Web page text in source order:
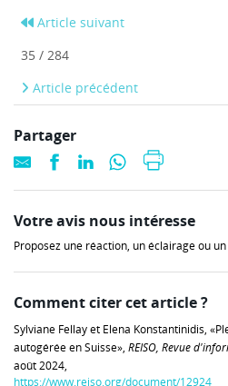
Article suivant
35 / 284
Article précédent
Partager
Votre avis nous intéresse
Proposez une réaction, un éclairage ou
Comment citer cet article ?
Sylviane Fellay et Elena Konstantinidis,
autogérée en Suisse», REISO, Revue
août 2024,
https://www.reiso.org/document/12924